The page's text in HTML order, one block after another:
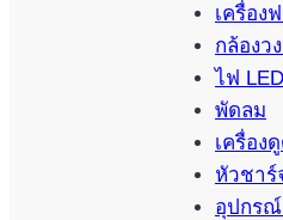
เครื่อง
กล้องว
ไฟ LED
พัดลม
เครื่อง
หัวชาร์
อุปกรณ์